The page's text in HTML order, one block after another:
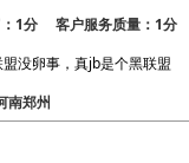
1分 客户服务质量：1分
没卵事，真jb是个黑联盟
郑州